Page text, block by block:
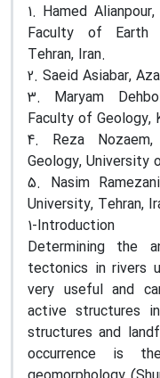
1. Hamed
Faculty of Earth
Tehran, Iran.
2. Saeid Asiabar,
3. Maryam
Faculty of Geology,
4. Reza
Geology, University
5. Nasim
University, Tehran,
1-Introduction
Determining the
tectonics in rivers
very useful and
active structures
structures and
occurrence is